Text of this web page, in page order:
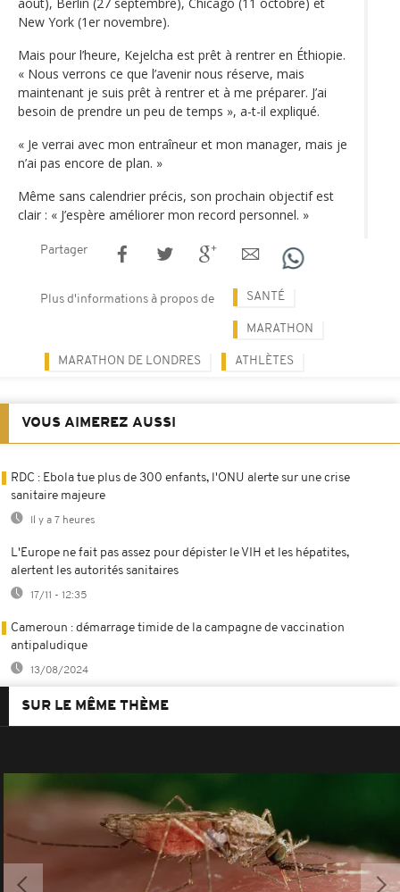
New York (1er novembre).
Mais pour l’heure, Kejelcha est prêt à rentrer en Éthiopie.
« Nous verrons ce que l’avenir nous réserve, mais
maintenant je suis prêt à rentrer et à me préparer. J’ai
besoin de prendre un peu de temps », a-t-il expliqué.
« Je verrai avec mon entraîneur et mon manager, mais je
n’ai pas encore de plan. »
Même sans calendrier précis, son prochain objectif est
clair : « J’espère améliorer mon record personnel. »
Partager
Plus d'informations à propos de SANTÉ
MARATHON
MARATHON DE LONDRES ATHLÈTES
VOUS AIMEREZ AUSSI
RDC : Ebola tue plus de 300 enfants, l'ONU alerte sur une crise
sanitaire majeure
Il y a 7 heures
L'Europe ne fait pas assez pour dépister le VIH et les hépatites,
alertent les autorités sanitaires
17/11 - 12:35
Cameroun : démarrage timide de la campagne de vaccination
antipaludique
13/08/2024
SUR LE MÊME THÈME